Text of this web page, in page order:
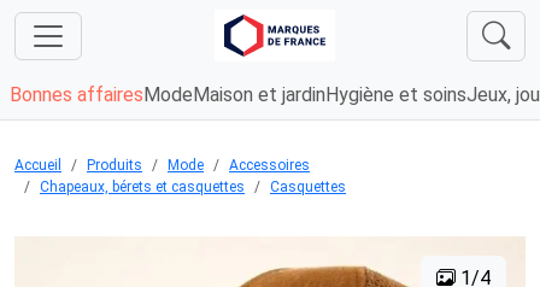
Bonnes affaires Mode Maison et jardin Hygiène et soinsJeux,
Accueil Produits Mode
Accessoires
Chapeaux, bérets et casquettes
Casquettes
1/4